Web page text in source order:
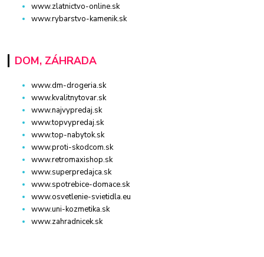
www.zlatnictvo-online.sk
www.rybarstvo-kamenik.sk
DOM, ZÁHRADA
www.dm-drogeria.sk
www.kvalitnytovar.sk
www.najvypredaj.sk
www.topvypredaj.sk
www.top-nabytok.sk
www.proti-skodcom.sk
www.retromaxishop.sk
www.superpredajca.sk
www.spotrebice-domace.sk
www.osvetlenie-svietidla.eu
www.uni-kozmetika.sk
www.zahradnicek.sk